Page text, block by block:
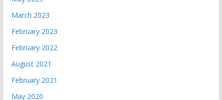
March 2023
February 2023
February 2022
August 2021
February 2021
May 2020